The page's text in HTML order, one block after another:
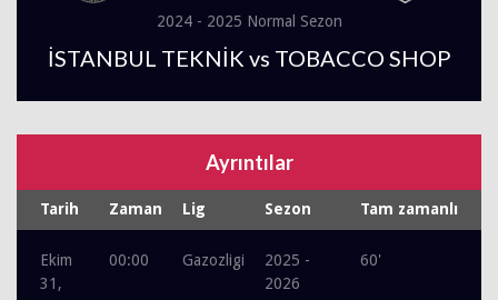
2024 - 2025 Normal Sezon
İSTANBUL TEKNİK vs TOBACCO SHOP
Ayrıntılar
Tarih Zaman Lig Sezon Tam zamanlı
Ekim
31,
00:00 Gazozligi
2025 -
2026
60'